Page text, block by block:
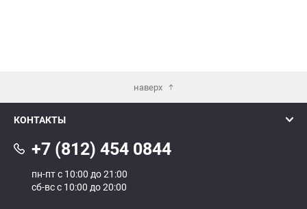
наверх
КОНТАКТЫ
+7 (812) 454 0844
пн-пт с 10:00 до 21:00
сб-вс с 10:00 до 20:00